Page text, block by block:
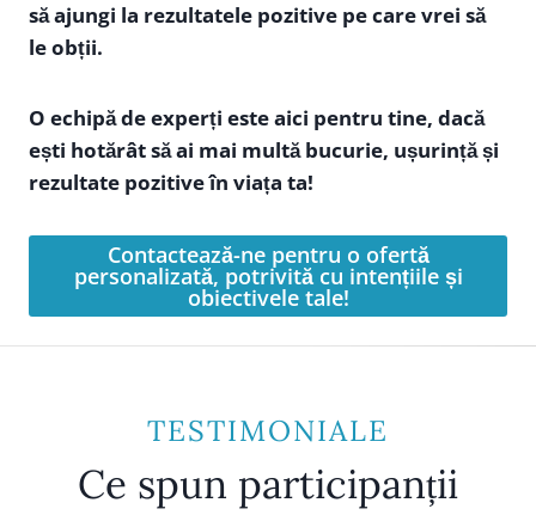
să ajungi la rezultatele pozitive pe care vrei să
le obții.
O echipă de experți este aici pentru tine, dacă
ești hotărât să ai mai multă bucurie, ușurință și
rezultate pozitive în viața ta!
Contactează-ne pentru o ofertă
personalizată, potrivită cu intențiile și
obiectivele tale!
TESTIMONIALE
Ce spun participanții